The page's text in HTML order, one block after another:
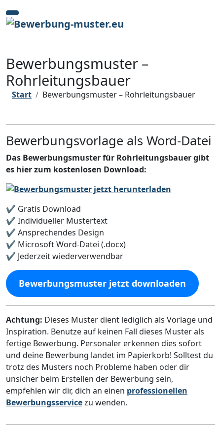
Inhalt
springen
Bewerbungsmuster –
Rohrleitungsbauer
Start Bewerbungsmuster – Rohrleitungsbauer
Bewerbungsvorlage als Word-Datei
Das Bewerbungsmuster für Rohrleitungsbauer gibt
es hier zum kostenlosen Download:
✔️ Gratis Download
✔️ Individueller Mustertext
✔️ Ansprechendes Design
✔️ Microsoft Word-Datei (.docx)
✔️ Jederzeit wiederverwendbar
Bewerbungsmuster jetzt downloaden
Achtung: Dieses Muster dient lediglich als Vorlage und
Inspiration. Benutze auf keinen Fall dieses Muster als
fertige Bewerbung. Personaler erkennen dies sofort
und deine Bewerbung landet im Papierkorb! Solltest du
trotz des Musters noch Probleme haben oder dir
unsicher beim Erstellen der Bewerbung sein,
empfehlen wir dir, dich an einen professionellen
Bewerbungsservicezu wenden.